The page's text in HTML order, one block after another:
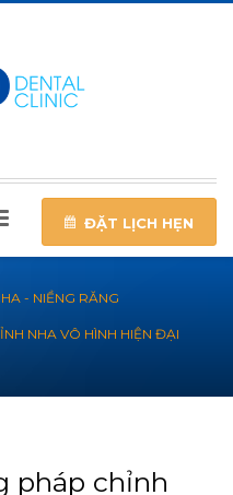
ĐẶT LỊCH HẸN
- NIỀNG RĂNG
NHA VÔ HÌNH HIỆN ĐẠI
pháp chỉnh